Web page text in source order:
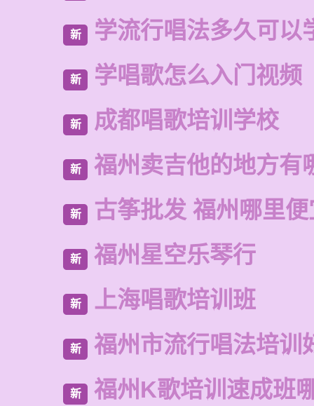
新 学流行唱法多久可以
新 学唱歌怎么入门视频
新 成都唱歌培训学校
新 福州卖吉他的地方有
新 古筝批发 福州哪里
新 福州星空乐琴行
新 上海唱歌培训班
新 福州市流行唱法培训
新 福州K歌培训速成班